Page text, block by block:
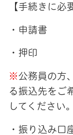
【手続きに必
・申請書
・押印
※ 公務員の方
る振込先をご
してください。
・振り込み口